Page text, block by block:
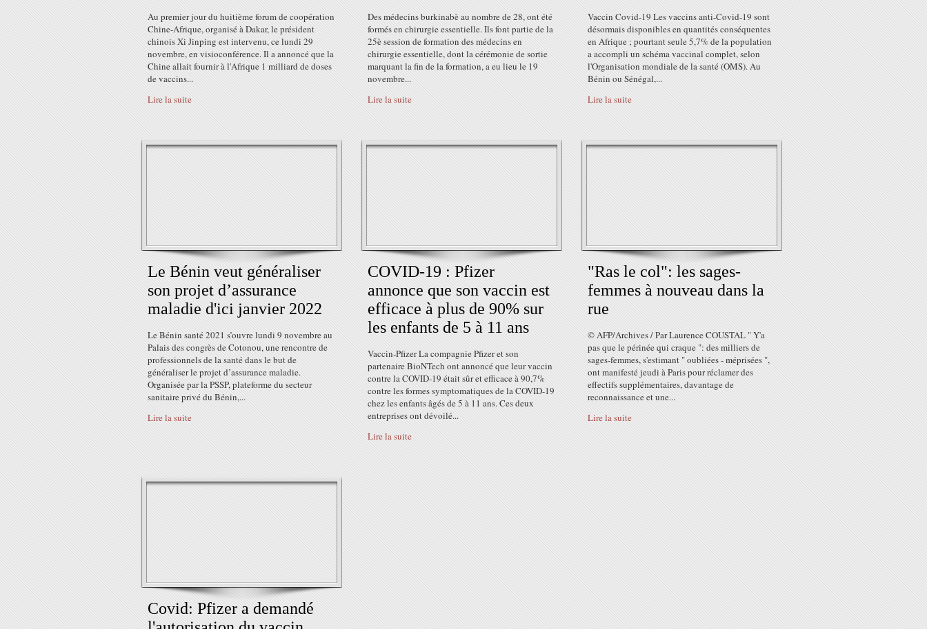
Au premier jour du huitième forum de coopération
Chine-Afrique, organisé à Dakar, le président
chinois Xi Jinping est intervenu, ce lundi 29
novembre, en visioconférence. Il a annoncé que la
Chine allait fournir à l'Afrique 1 milliard de doses
de vaccins...
Lire la suite
Des médecins burkinabè au nombre de 28, ont été
formés en chirurgie essentielle. Ils font partie de la
25è session de formation des médecins en
chirurgie essentielle, dont la cérémonie de sortie
marquant la fin de la formation, a eu lieu le 19
novembre...
Lire la suite
Vaccin Covid-19 Les vaccins anti-Covid-19 sont
désormais disponibles en quantités conséquentes
en Afrique ; pourtant seule 5,7% de la population
a accompli un schéma vaccinal complet, selon
l'Organisation mondiale de la santé (OMS). Au
Bénin ou Sénégal,...
Lire la suite
Le Bénin veut généraliser
son projet d’assurance
maladie d'ici janvier 2022
Le Bénin santé 2021 s’ouvre lundi 9 novembre au
Palais des congrès de Cotonou, une rencontre de
professionnels de la santé dans le but de
généraliser le projet d’assurance maladie.
Organisée par la PSSP, plateforme du secteur
sanitaire privé du Bénin,...
Lire la suite
COVID-19 : Pfizer
annonce que son vaccin est
efficace à plus de 90% sur
les enfants de 5 à 11 ans
Vaccin-Pfizer La compagnie Pfizer et son
partenaire BioNTech ont annoncé que leur vaccin
contre la COVID-19 était sûr et efficace à 90,7%
contre les formes symptomatiques de la COVID-19
chez les enfants âgés de 5 à 11 ans. Ces deux
entreprises ont dévoilé...
Lire la suite
"Ras le col": les sages-
femmes à nouveau dans la
rue
© AFP/Archives / Par Laurence COUSTAL " Y'a
pas que le périnée qui craque ": des milliers de
sages-femmes, s'estimant " oubliées - méprisées ",
ont manifesté jeudi à Paris pour réclamer des
effectifs supplémentaires, davantage de
reconnaissance et une...
Lire la suite
Covid: Pfizer a demandé